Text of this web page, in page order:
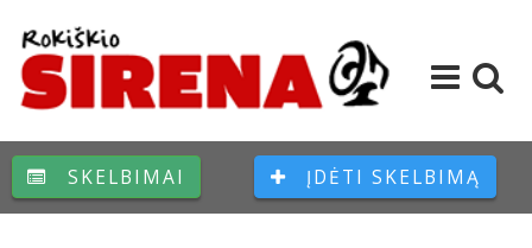
SKELBIMAI ĮDĖTI SKELBIMĄ